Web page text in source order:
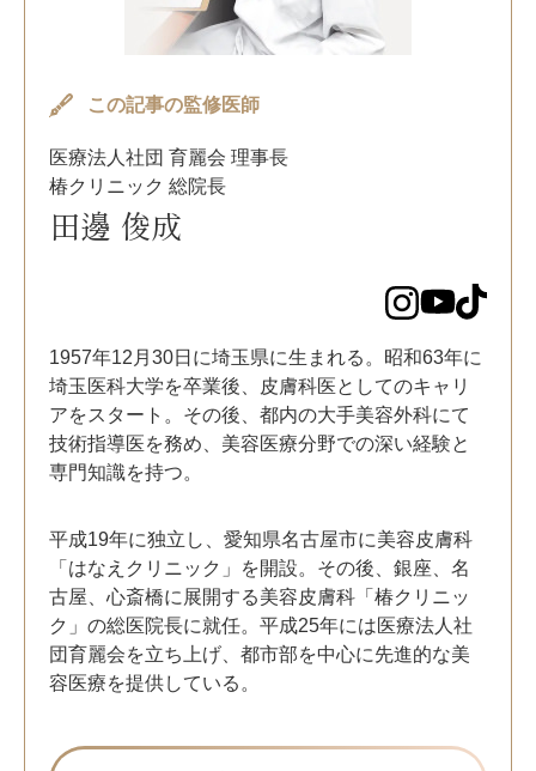
この記事の監修医師
医療法人社団 育麗会 理事長
椿クリニック 総院長
田邊 俊成
1957年12月30日に埼玉県に生まれる。昭和63年に
埼玉医科大学を卒業後、皮膚科医としてのキャリ
アをスタート。その後、都内の大手美容外科にて
技術指導医を務め、美容医療分野での深い経験と
専門知識を持つ。
平成19年に独立し、愛知県名古屋市に美容皮膚科
「はなえクリニック」を開設。その後、銀座、名
古屋、心斎橋に展開する美容皮膚科「椿クリニッ
ク」の総医院長に就任。平成25年には医療法人社
団育麗会を立ち上げ、都市部を中心に先進的な美
容医療を提供している。